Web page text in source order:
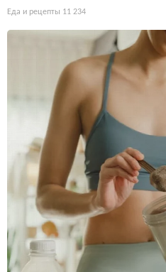
Еда и рецепты 11 234